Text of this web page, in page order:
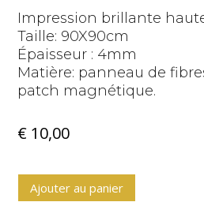
Impression brillante
Taille: 90X90cm
Épaisseur : 4mm
Matière: panneau de
patch magnétique.
€ 10,00
Ajouter au panier